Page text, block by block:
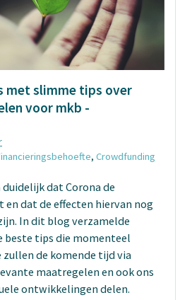
met slimme tips over
voor mkb -
, Crowdfunding
dat Corona de
en dat de effecten hiervan nog
In dit blog verzamelde
beste tips die momenteel
zullen de komende tijd via
maatregelen en ook ons
ontwikkelingen delen.